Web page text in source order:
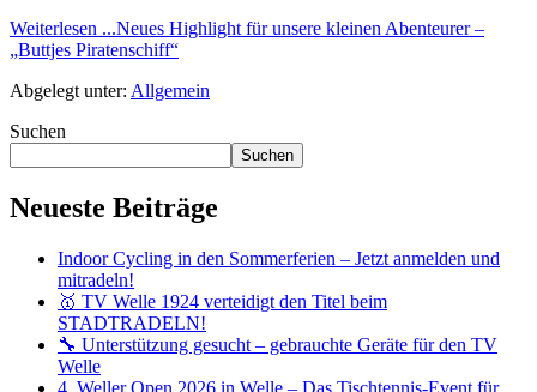
Weiterlesen ...Neues Highlight für unsere kleinen Abenteurer –
„Buttjes Piratenschiff“
Abgelegt unter: Allgemein
Suchen
Suchen
Neueste Beiträge
Indoor Cycling in den Sommerferien – Jetzt anmelden und
mitradeln!
🥇 TV Welle 1924 verteidigt den Titel beim
STADTRADELN!
🔧 Unterstützung gesucht – gebrauchte Geräte für den TV
Welle